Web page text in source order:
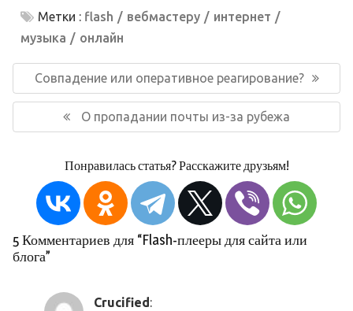
Метки : flash вебмастеру
интернет
музыка
онлайн
записям
Предыдущая
запись:
Совпадение или оперативное реагирование?
Следующая
запись:
О пропадании почты из-за рубежа
Понравилась статья? Расскажите друзьям!
5 Комментариев для “Flash-плееры для сайта или
блога”
Crucified: